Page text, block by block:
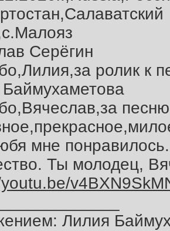
Серёгин
ролик к
мне
Ты молодец,
Лилия